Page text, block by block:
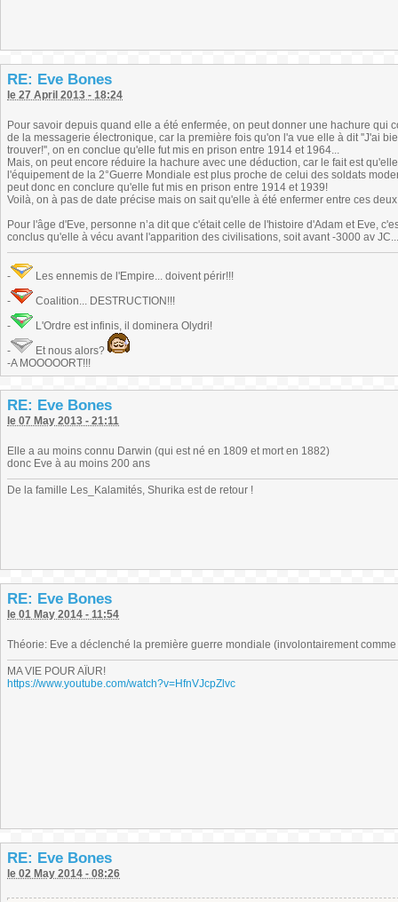
RE: Eve Bones
le 27 April 2013 - 18:24
Pour savoir depuis quand elle a été enfermée, on peut donner une hachure qui
de la messagerie électronique, car la première fois qu'on l'a vue elle à dit ''J'ai
trouver!'', on en conclue qu'elle fut mis en prison entre 1914 et 1964...
Mais, on peut encore réduire la hachure avec une déduction, car le fait est
l'équipement de la 2°Guerre Mondiale est plus proche de celui des soldats
peut donc en conclure qu'elle fut mis en prison entre 1914 et 1939!
Voilà, on à pas de date précise mais on sait qu'elle à été enfermer entre ces
Pour l'âge d'Eve, personne n’a dit que c'était celle de l'histoire d'Adam et Eve,
conclus qu'elle à vécu avant l'apparition des civilisations, soit avant -3000 av
-
Les ennemis de l'Empire... doivent périr!!!
-
Coalition... DESTRUCTION!!!
-
L'Ordre est infinis, il dominera Olydri!
-
Et nous alors?
-A MOOOOORT!!!
RE: Eve Bones
le 07 May 2013 - 21:11
Elle a au moins connu Darwin (qui est né en 1809 et mort en 1882)
donc Eve à au moins 200 ans
De la famille Les_Kalamités, Shurika est de retour !
RE: Eve Bones
le 01 May 2014 - 11:54
Théorie: Eve a déclenché la première guerre mondiale (involontairement
MA VIE POUR AÏUR!
https://www.youtube.com/watch?v=HfnVJcpZlvc
RE: Eve Bones
le 02 May 2014 - 08:26